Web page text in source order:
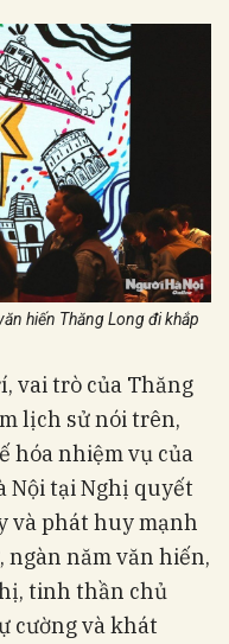
hiến Thăng Long đi khắp
vai trò của Thăng
lịch sử nói trên,
hóa nhiệm vụ của
Nội tại Nghị quyết
và phát huy mạnh
ngàn năm văn hiến,
tinh thần chủ
cường và khát